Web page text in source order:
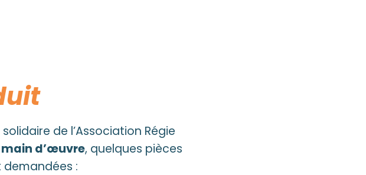
de l’Association Régie
d’œuvre, quelques pièces
: